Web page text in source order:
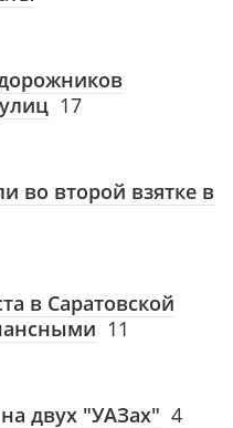
17
во второй взятке в
в Саратовской
11
двух "УАЗах" 4